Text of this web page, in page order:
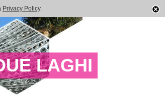
LAGHI
Privacy Policy.